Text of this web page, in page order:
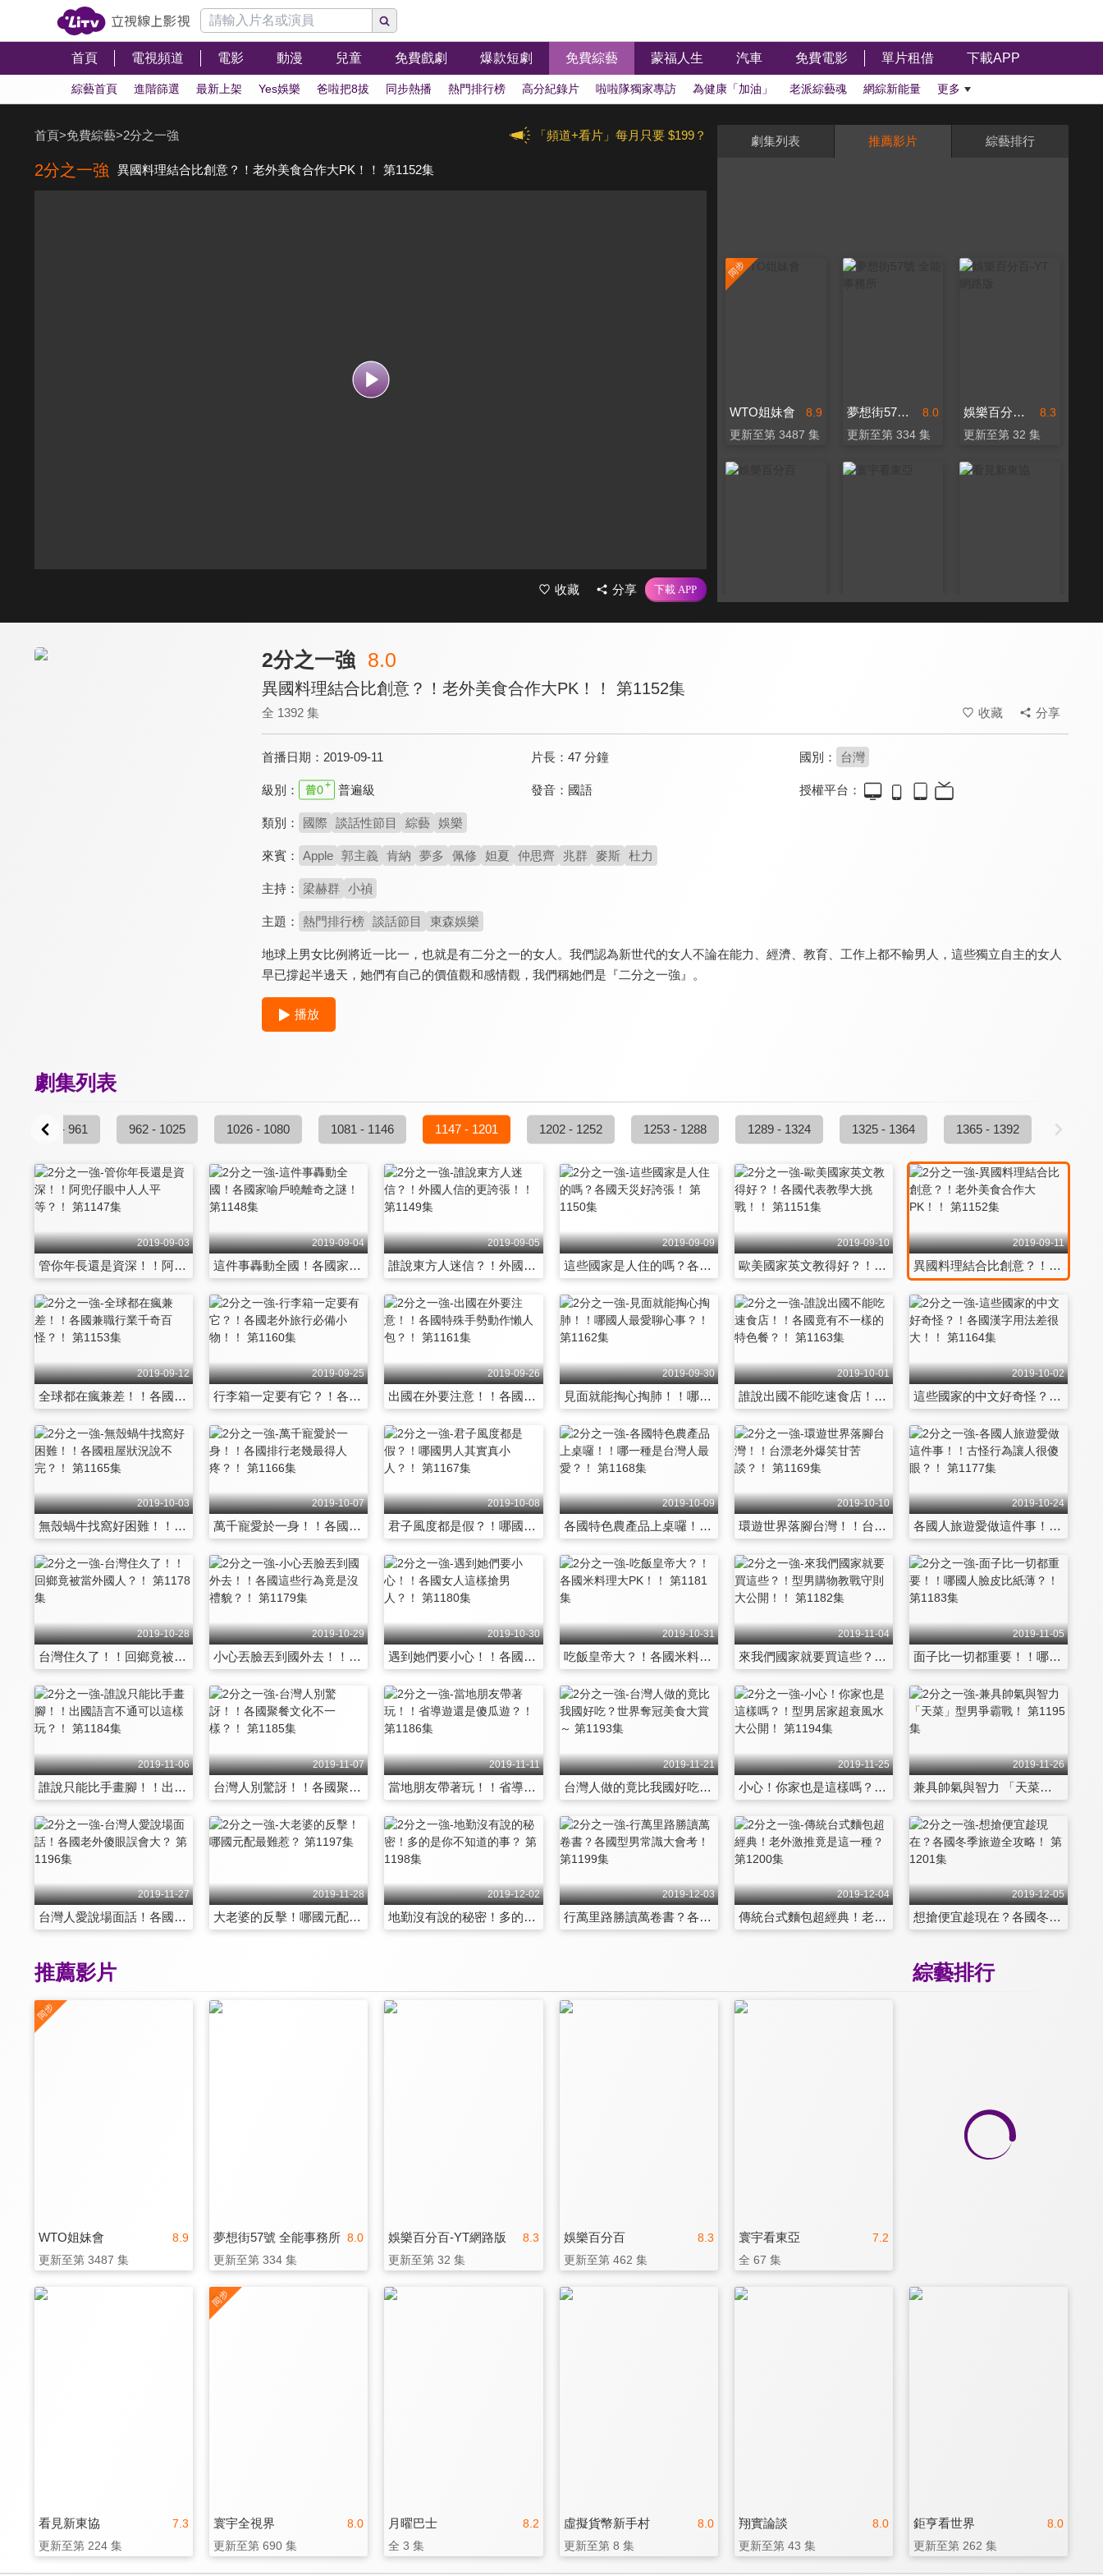
首頁 電視頻道 電影 動漫 兒童 免費戲劇 爆款短劇 免費綜藝 蒙福人生 汽車 免費電影 單片租借 下載APP
綜藝首頁 進階篩選 最新上架 Yes娛樂 爸啦把8拔 同步熱播 熱門排行榜 高分紀錄片 啦啦隊獨家專訪 為健康「加油」 老派綜藝魂 網綜新能量 更多
「頻道+看片」每月只要 $199？
首頁>免費綜藝>2分之一強
2分之一強 異國料理結合比創意？！老外美食合作大PK！！ 第1152集
收藏 分享
劇集列表 推薦影片 綜藝排行
8.9
WTO姐妹會
更新至第 3487 集
8.0
夢想街57號 全能事務所
更新至第 334 集
8.3
娛樂百分百-YT網路版
更新至第 32 集
2分之一強 8.0
異國料理結合比創意？！老外美食合作大PK！！ 第1152集
全 1392 集 收藏 分享
首播日期： 2019-09-11 片長： 47 分鐘 國別： 台灣
級別： 普遍級 發音： 國語 授權平台：
類別： 國際 談話性節目 綜藝 娛樂
來賓： Apple 郭主義 肯納 夢多 佩修 妲夏 仲思齊 兆群 麥斯 杜力
主持： 梁赫群 小禎
主題： 熱門排行榜 談話節目 東森娛樂
地球上男女比例將近一比一，也就是有二分之一的女人。我們認為新世代的女人不論在能力、經濟、教育、工作上都不輸男人，這些獨立自主的女人
早已撐起半邊天，她們有自己的價值觀和感情觀，我們稱她們是『二分之一強』。
播放
劇集列表
899 - 961 962 - 1025 1026 - 1080 1081 - 1146 1147 - 1201 1202 - 1252 1253 - 1288 1289 - 1324 1325 - 1364 1365 - 1392
2019-09-03
管你年長還是資深！！阿兜仔眼中人人平等？！ 第1147集
2019-09-04
這件事轟動全國！各國家喻戶曉離奇之謎！ 第1148集
2019-09-05
誰說東方人迷信？！外國人信的更誇張！！ 第1149集
2019-09-09
這些國家是人住的嗎？各國天災好誇張！ 第1150集
2019-09-10
歐美國家英文教得好？！各國代表教學大挑戰！！ 第1151集
2019-09-11
異國料理結合比創意？！老外美食合作大PK！！ 第1152集
2019-09-12
全球都在瘋兼差！！各國兼職行業千奇百怪？！ 第1153集
2019-09-25
行李箱一定要有它？！各國老外旅行必備小物！！ 第1160集
2019-09-26
出國在外要注意！！各國特殊手勢動作懶人包？！ 第1161集
2019-09-30
見面就能掏心掏肺！！哪國人最愛聊心事？！ 第1162集
2019-10-01
誰說出國不能吃速食店！！各國竟有不一樣的特色餐？！ 第1163集
2019-10-02
這些國家的中文好奇怪？！各國漢字用法差很大！！ 第1164集
2019-10-03
無殼蝸牛找窩好困難！！各國租屋狀況說不完？！ 第1165集
2019-10-07
萬千寵愛於一身！！各國排行老幾最得人疼？！ 第1166集
2019-10-08
君子風度都是假？！哪國男人其實真小人？！ 第1167集
2019-10-09
各國特色農產品上桌囉！！哪一種是台灣人最愛？！ 第1168集
2019-10-10
環遊世界落腳台灣！！台漂老外爆笑甘苦談？！ 第1169集
2019-10-24
各國人旅遊愛做這件事！！古怪行為讓人很傻眼？！ 第1177集
2019-10-28
台灣住久了！！回鄉竟被當外國人？！ 第1178集
2019-10-29
小心丟臉丟到國外去！！各國這些行為竟是沒禮貌？！ 第1179集
2019-10-30
遇到她們要小心！！各國女人這樣搶男人？！ 第1180集
2019-10-31
吃飯皇帝大？！各國米料理大PK！！ 第1181集
2019-11-04
來我們國家就要買這些？！型男購物教戰守則大公開！！ 第1182集
2019-11-05
面子比一切都重要！！哪國人臉皮比紙薄？！ 第1183集
2019-11-06
誰說只能比手畫腳！！出國語言不通可以這樣玩？！ 第1184集
2019-11-07
台灣人別驚訝！！各國聚餐文化不一樣？！ 第1185集
2019-11-11
當地朋友帶著玩！！省導遊還是傻瓜遊？！ 第1186集
2019-11-21
台灣人做的竟比我國好吃？世界奪冠美食大賞～ 第1193集
2019-11-25
小心！你家也是這樣嗎？！型男居家超衰風水大公開！ 第1194集
2019-11-26
兼具帥氣與智力 「天菜」型男爭霸戰！ 第1195集
2019-11-27
台灣人愛說場面話！各國老外傻眼誤會大？ 第1196集
2019-11-28
大老婆的反擊！哪國元配最難惹？ 第1197集
2019-12-02
地勤沒有說的秘密！多的是你不知道的事？ 第1198集
2019-12-03
行萬里路勝讀萬卷書？各國型男常識大會考！ 第1199集
2019-12-04
傳統台式麵包超經典！老外激推竟是這一種？ 第1200集
2019-12-05
想搶便宜趁現在？各國冬季旅遊全攻略！ 第1201集
綜藝排行
推薦影片
8.9
WTO姐妹會
更新至第 3487 集
8.0
夢想街57號 全能事務所
更新至第 334 集
8.3
娛樂百分百-YT網路版
更新至第 32 集
8.3
娛樂百分百
更新至第 462 集
7.2
寰宇看東亞
全 67 集
7.3
看見新東協
更新至第 224 集
8.0
寰宇全視界
更新至第 690 集
8.2
月曜巴士
全 3 集
8.0
虛擬貨幣新手村
更新至第 8 集
8.0
翔實論談
更新至第 43 集
8.0
鉅亨看世界
更新至第 262 集